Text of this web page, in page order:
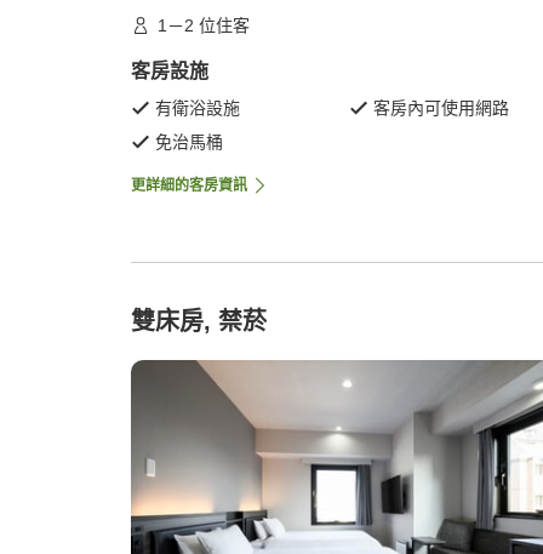
1－2 位住客
客房設施
有衛浴設施
客房內可使用網路
免治馬桶
更詳細的客房資訊
雙床房, 禁菸